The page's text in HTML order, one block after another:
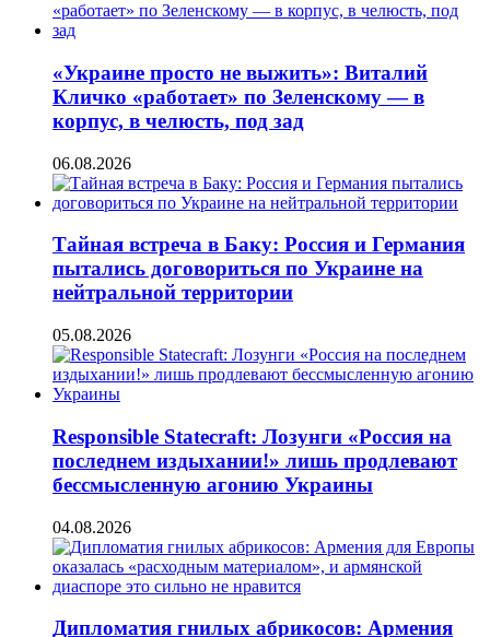
«Украине просто не выжить»: Виталий
Кличко «работает» по Зеленскому — в
корпус, в челюсть, под зад
06.08.2026
Тайная встреча в Баку: Россия и Германия
пытались договориться по Украине на
нейтральной территории
05.08.2026
Responsible Statecraft: Лозунги «Россия на
последнем издыхании!» лишь продлевают
бессмысленную агонию Украины
04.08.2026
Дипломатия гнилых абрикосов: Армения